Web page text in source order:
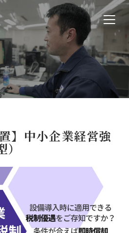
】中小企業経営強